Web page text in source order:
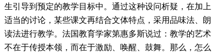
生引导到预定的教学目标中。通过这种设问析疑，在加上
适当的讨论，某些课文再结合文体特点，采用品味法、朗
读法进行教学。法国教育学家第惠多斯说过：教学的艺术
不在于传授本领，而在于激励、唤醒、鼓舞。那么，怎么